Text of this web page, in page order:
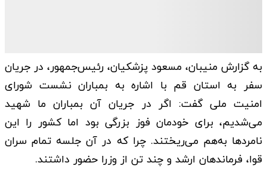
به گزارش منیبان، مسعود پزشکیان، رئیس‌جمهور، در جریان
سفر به استان قم با اشاره به بمباران نشست شورای
امنیت ملی گفت: اگر در جریان آن بمباران ما شهید
می‌شدیم، برای خودمان فوز بزرگی بود اما کشور را این
نامردها به‌هم می‌ریختند. چرا که در آن جلسه تمام سران
قوا، فرماندهان ارشد و چند تن از وزرا حضور داشتند.